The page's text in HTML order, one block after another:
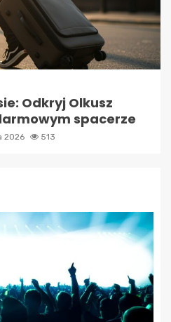
Odkryj Olkusz
spacerze
2026 513